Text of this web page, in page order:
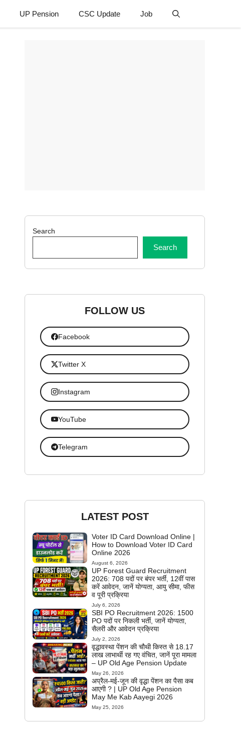
UP Pension CSC Update Job
Search
Search
FOLLOW US
Facebook
Twitter X
Instagram
YouTube
Telegram
LATEST POST
Voter ID Card Download Online |
How to Download Voter ID Card
Online 2026
August 6, 2026
UP Forest Guard Recruitment
2026: 708 पदों पर बंपर भर्ती, 12वीं पास
करें आवेदन, जानें योग्यता, आयु सीमा, फीस
व पूरी प्रक्रिया
July 6, 2026
SBI PO Recruitment 2026: 1500
PO पदों पर निकली भर्ती, जानें योग्यता,
सैलरी और आवेदन प्रक्रिया
July 2, 2026
वृद्धावस्था पेंशन की चौथी किस्त से 18.17
लाख लाभार्थी रह गए वंचित, जानें पूरा मामला
– UP Old Age Pension Update
May 26, 2026
अप्रैल-मई-जून की वृद्धा पेंशन का पैसा कब
आएगी ? | UP Old Age Pension
May Me Kab Aayegi 2026
May 25, 2026